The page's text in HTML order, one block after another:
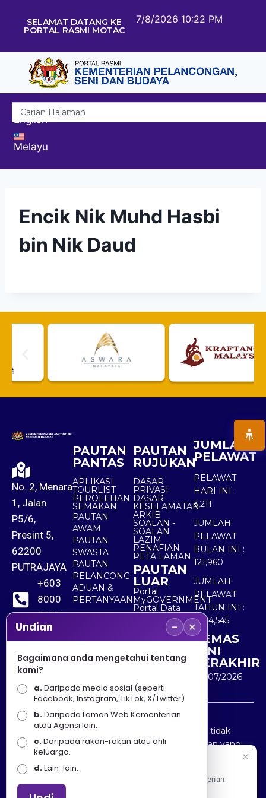
SELAMAT DATANG KE
PORTAL RASMI MOTAC
7/8/2026 10:22 PM
English
Melayu
Encik Nik Muhd Hasbi
bin Nik Daud
No. 2, Menara
1, Jalan
P5/6,
Presint 5,
62200
PUTRAJAYA
+603
8000
8000
+603
8891
7100
PAUTAN
PANTAS
APLIKASI
TOURLIST
PEROLEHAN
SEMAKAN
PAUTAN
AWAM
PAUTAN
SWASTA
PAUTAN
PELANCONG
ADUAN &
PERTANYAAN
PAUTAN
RUJUKAN
DASAR
PRIVASI
DASAR
KESELAMATAN
ARKIB
SOALAN -
SOALAN
LAZIM
PENAFIAN
PETA LAMAN
PAUTAN
LUAR
Portal
MyGOVERNMENT
Portal Data
Terbuka
Sektor Awam
JUMLAH
PELAWAT
PELAWAT
HARI INI :
3,211
JUMLAH
PELAWAT
BULAN INI :
121,960
JUMLAH
PELAWAT
TAHUN INI :
5,524,545
KEMAS
KINI
TERAKHIR
30/07/2026
Penafian : Kerajaan Malaysia dan Kementerian
Pelancongan Seni dan Budaya (MOTAC) adalah tidak
bertanggungjawab atas kehilangan atau kerugian yang
disebabkan oleh penggunaan mana-mana maklumat
yang diperolehi dari portal ini.
Undian − ×
Bagaimana anda mengetahui tentang
kami?
a.Daripada media sosial (seperti
Facebook, Instagram, TikTok, X/Twitter)
b.Daripada Laman Web Kementerian
atau Agensi lain.
c.Daripada rakan-rakan atau ahli
keluarga.
d.Lain-lain.
Apa Khabar! Selamat datang ke Portal Rasmi Kementerian
Pelancongan, Seni dan Budaya